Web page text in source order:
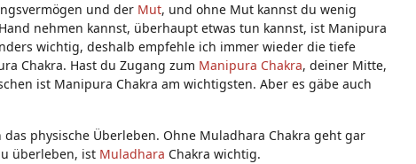
und der Mut, und ohne Mut kannst du wenig
nehmen kannst, überhaupt etwas tun kannst, ist Manipura
wichtig, deshalb empfehle ich immer wieder die tiefe
Chakra. Hast du Zugang zum Manipura Chakra, deiner Mitte,
ist Manipura Chakra am wichtigsten. Aber es gäbe auch
physische Überleben. Ohne Muladhara Chakra geht gar
überleben, ist Muladhara Chakra wichtig.